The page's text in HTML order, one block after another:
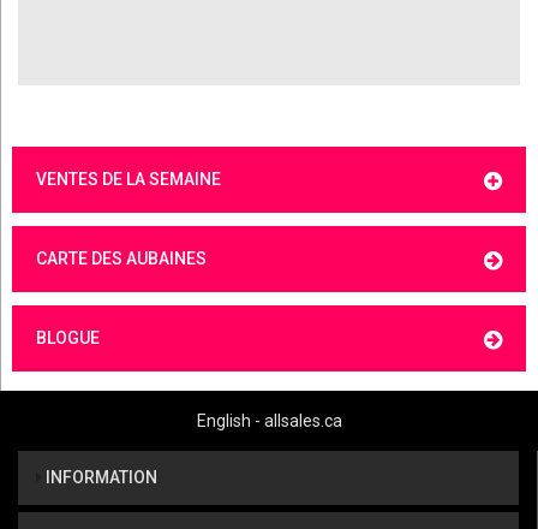
VENTES DE LA SEMAINE
CARTE DES AUBAINES
BLOGUE
English - allsales.ca
INFORMATION